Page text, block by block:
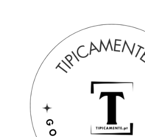
Sugerencias de regalos
Baldosas regionales para delantales